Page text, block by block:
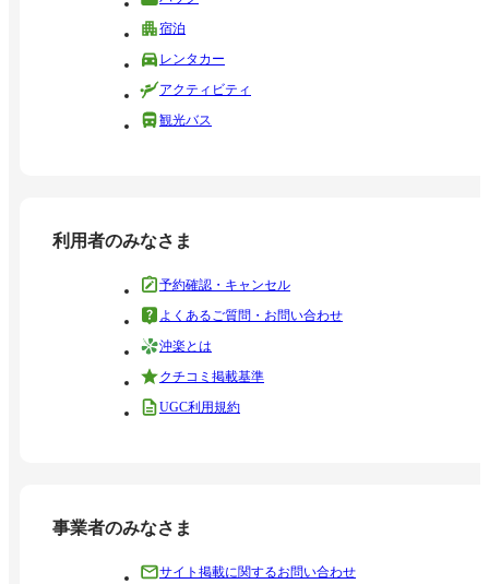
宿泊
レンタカー
アクティビティ
観光バス
利用者のみなさま
予約確認・キャンセル
よくあるご質問・お問い合わせ
沖楽とは
クチコミ掲載基準
UGC利用規約
事業者のみなさま
サイト掲載に関するお問い合わせ